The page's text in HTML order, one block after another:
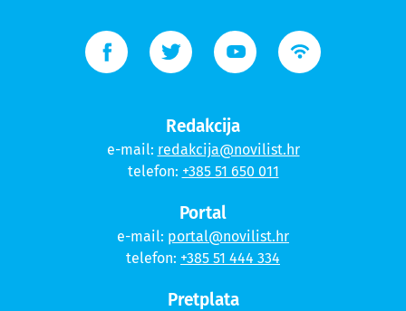
Redakcija
e-mail: redakcija@novilist.hr
telefon: +385 51 650 011
Portal
e-mail: portal@novilist.hr
telefon: +385 51 444 334
Pretplata